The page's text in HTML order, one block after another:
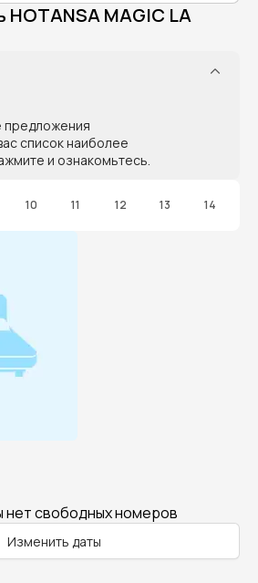
HOTANSA MAGIC LA
предложения
список наиболее
и ознакомьтесь.
10 11 12 13 14
нет свободных номеров
Изменить даты